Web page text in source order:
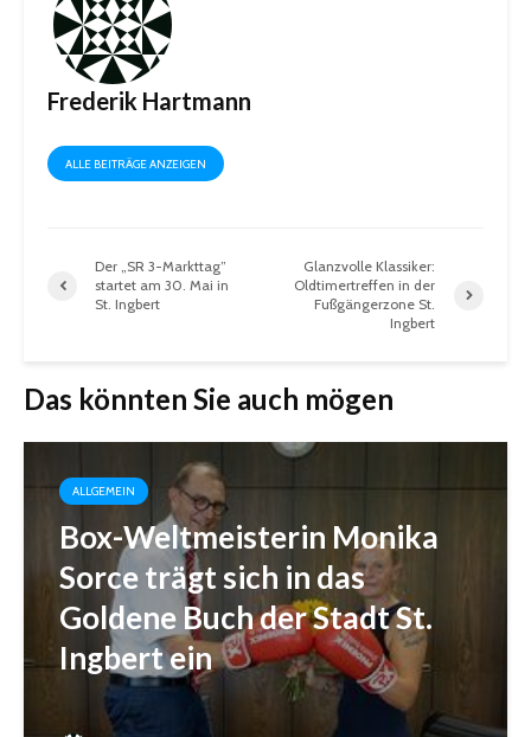
Frederik Hartmann
ALLE BEITRÄGE ANZEIGEN
Der „SR 3-Markttag”
startet am 30. Mai in
St. Ingbert
Glanzvolle Klassiker:
Oldtimertreffen in der
Fußgängerzone St.
Ingbert
Das könnten Sie auch mögen
ALLGEMEIN
Box-Weltmeisterin Monika
Sorce trägt sich in das
Goldene Buch der Stadt St.
Ingbert ein